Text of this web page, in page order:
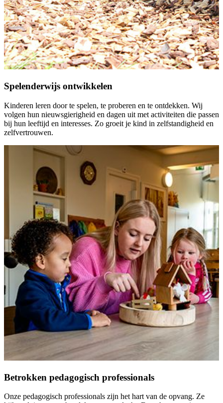
Spelenderwijs ontwikkelen
Kinderen leren door te spelen, te proberen en te ontdekken. Wij
volgen hun nieuwsgierigheid en dagen uit met activiteiten die passen
bij hun leeftijd en interesses. Zo groeit je kind in zelfstandigheid en
zelfvertrouwen.
Betrokken pedagogisch professionals
Onze pedagogisch professionals zijn het hart van de opvang. Ze